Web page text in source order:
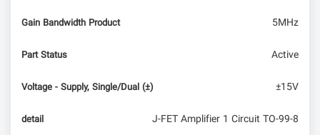
Gain Bandwidth Product 5MHz
Part Status Active
Voltage - Supply, Single/Dual (±) ±15V
detail J-FET Amplifier 1 Circuit TO-99-8